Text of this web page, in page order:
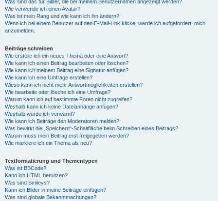
Was sind das für Bilder, die bei meinem Benutzernamen angezeigt werden?
Wie verwende ich einen Avatar?
Was ist mein Rang und wie kann ich ihn ändern?
Wenn ich bei einem Benutzer auf den E-Mail-Link klicke, werde ich aufgefordert, mich
anzumelden.
Beiträge schreiben
Wie erstelle ich ein neues Thema oder eine Antwort?
Wie kann ich einen Beitrag bearbeiten oder löschen?
Wie kann ich meinem Beitrag eine Signatur anfügen?
Wie kann ich eine Umfrage erstellen?
Wieso kann ich nicht mehr Antwortmöglichkeiten erstellen?
Wie bearbeite oder lösche ich eine Umfrage?
Warum kann ich auf bestimmte Foren nicht zugreifen?
Weshalb kann ich keine Dateianhänge anfügen?
Weshalb wurde ich verwarnt?
Wie kann ich Beiträge den Moderatoren melden?
Was bewirkt die „Speichern“-Schaltfläche beim Schreiben eines Beitrags?
Warum muss mein Beitrag erst freigegeben werden?
Wie markiere ich ein Thema als neu?
Textformatierung und Thementypen
Was ist BBCode?
Kann ich HTML benutzen?
Was sind Smileys?
Kann ich Bilder in meine Beiträge einfügen?
Was sind globale Bekanntmachungen?